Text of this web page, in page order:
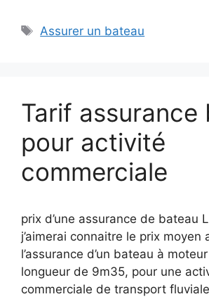
Étiquettes
Assurer un bateau
Tarif assurance
pour activité
commerciale
prix d’une assurance de bateau
j’aimerai connaitre le prix moyen
l’assurance d’un bateau à moteur
longueur de 9m35, pour une
commerciale de transport